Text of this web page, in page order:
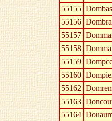
55155
55156
55157
55158
55159
55160
55162
55163
55164